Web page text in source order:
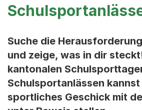
Suche die
und zeige, was in dir
kantonalen
Schulsportanlässen kannst
sportliches Geschick mit